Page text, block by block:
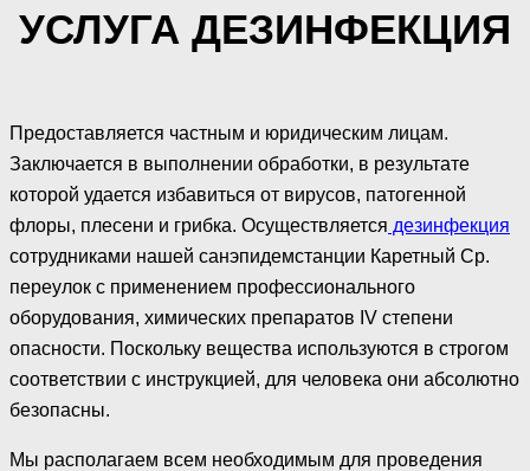
УСЛУГА ДЕЗИНФЕКЦИЯ
Предоставляется частным и юридическим лицам.
Заключается в выполнении обработки, в результате
которой удается избавиться от вирусов, патогенной
флоры, плесени и грибка. Осуществляется дезинфекция
сотрудниками нашей санэпидемстанции Каретный Ср.
переулок с применением профессионального
оборудования, химических препаратов IV степени
опасности. Поскольку вещества используются в строгом
соответствии с инструкцией, для человека они абсолютно
безопасны.
Мы располагаем всем необходимым для проведения